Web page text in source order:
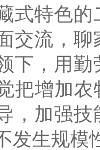
式特色
交流，
下，用
把增加
，加强
发生规模